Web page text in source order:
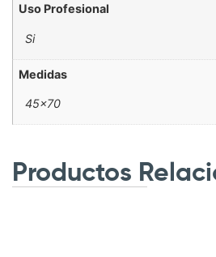
Uso Profesional
Si
Medidas
45×70
Productos